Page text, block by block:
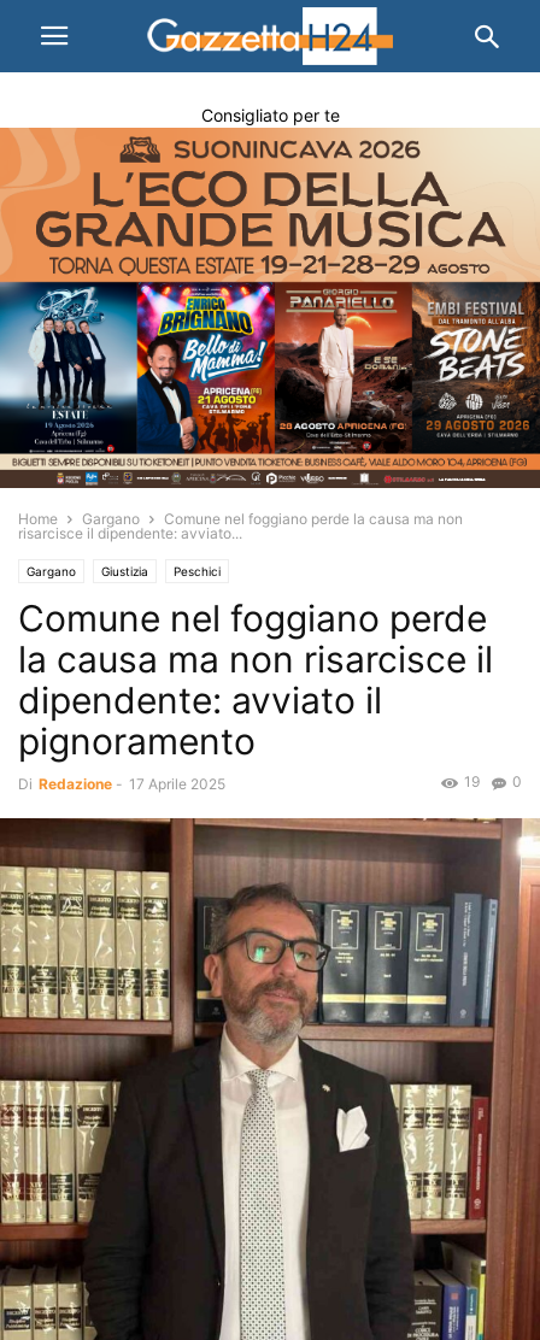
Consigliato per te
Home Gargano
Comune nel foggiano perde la causa ma non
risarcisce il dipendente: avviato...
Gargano Giustizia Peschici
Comune nel foggiano perde
la causa ma non risarcisce il
dipendente: avviato il
pignoramento
Di Redazione - 17 Aprile 2025 0
19